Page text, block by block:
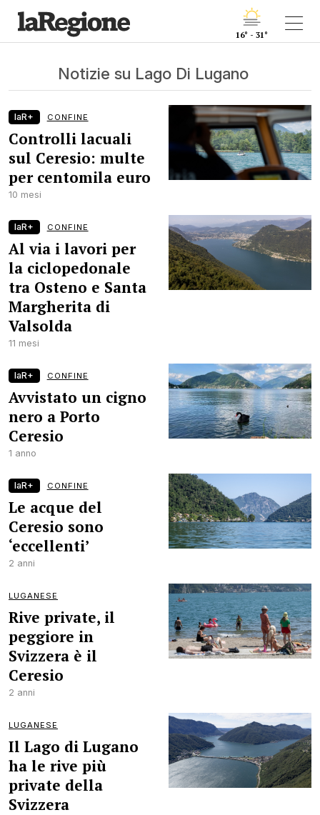
16° - 31°
Notizie su Lago Di Lugano
laR+ CONFINE
Controlli lacuali
sul Ceresio: multe
per centomila euro
10 mesi
laR+ CONFINE
Al via i lavori per
la ciclopedonale
tra Osteno e Santa
Margherita di
Valsolda
11 mesi
laR+ CONFINE
Avvistato un cigno
nero a Porto
Ceresio
1 anno
laR+ CONFINE
Le acque del
Ceresio sono
‘eccellenti’
2 anni
LUGANESE
Rive private, il
peggiore in
Svizzera è il
Ceresio
2 anni
LUGANESE
Il Lago di Lugano
ha le rive più
private della
Svizzera